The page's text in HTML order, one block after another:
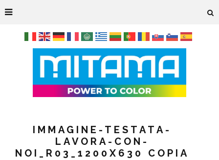
IMMAGINE-TESTATA-
LAVORA-CON-
NOI_R03_1200X630 COPIA